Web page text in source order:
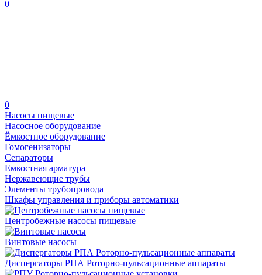
0
0
Насосы пищевые
Насосное оборудование
Ёмкостное оборудование
Гомогенизаторы
Сепараторы
Емкостная арматура
Нержавеющие трубы
Элементы трубопровода
Шкафы управления и приборы автоматики
Центробежные насосы пищевые
Винтовые насосы
Диспергаторы РПА Роторно-пульсационные аппараты